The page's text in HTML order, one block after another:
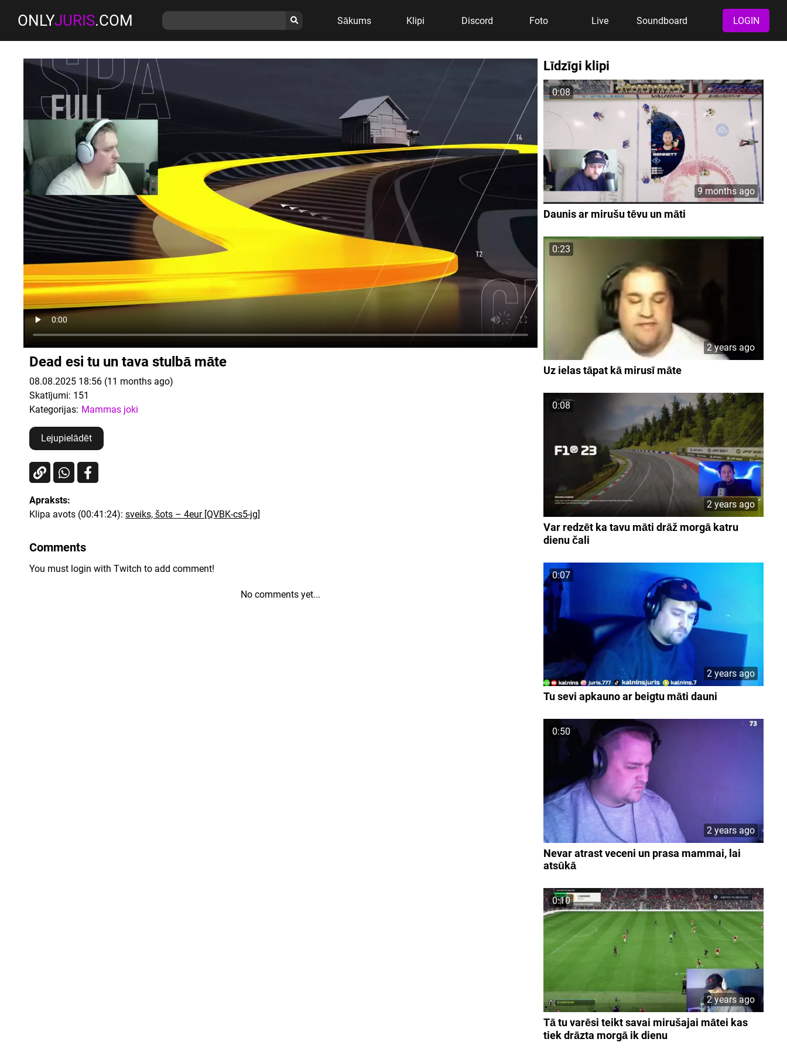
ONLYJURIS.COM Sākums Klipi Discord Foto Live Soundboard LOGIN
Dead esi tu un tava stulbā māte
08.08.2025 18:56 (11 months ago)
Skatījumi: 151
Kategorijas: Mammas joki
Lejupielādēt
Apraksts:
Klipa avots (00:41:24): sveiks, šots – 4eur [QVBK-cs5-jg]
Comments
You must login with Twitch to add comment!
No comments yet...
Līdzīgi klipi
0:08
9 months ago
Daunis ar mirušu tēvu un māti
0:23
2 years ago
Uz ielas tāpat kā mirusī māte
0:08
2 years ago
Var redzēt ka tavu māti drāž morgā katru
dienu čali
0:07
2 years ago
Tu sevi apkauno ar beigtu māti dauni
0:50
2 years ago
Nevar atrast veceni un prasa mammai, lai
atsūkā
0:10
2 years ago
Tā tu varēsi teikt savai mirušajai mātei kas
tiek drāzta morgā ik dienu